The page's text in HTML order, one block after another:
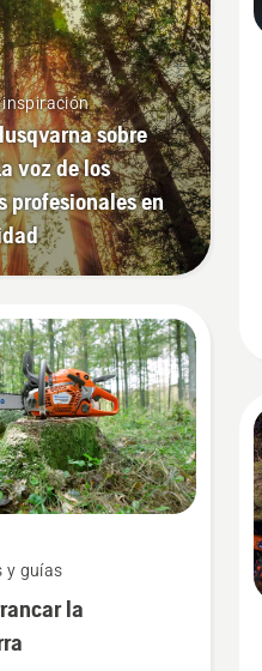
sobre
voz de los
profesionales en
y guías
la